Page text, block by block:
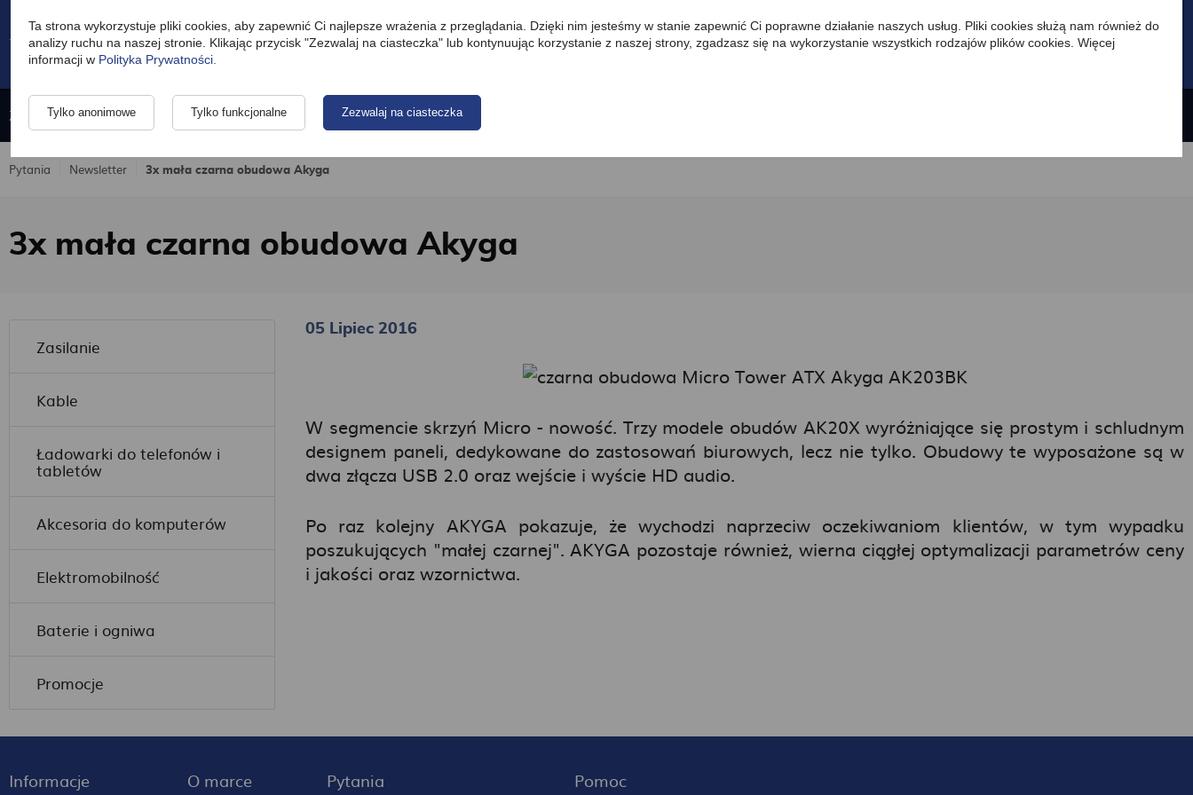
Ta strona wykorzystuje pliki cookies, aby zapewnić Ci najlepsze wrażenia z przeglądania. Dzięki nim jesteśmy w stanie zapewnić Ci poprawne działanie naszych usług. Pliki cookies służą nam również do
analizy ruchu na naszej stronie. Klikając przycisk "Zezwalaj na ciasteczka" lub kontynuując korzystanie z naszej strony, zgadzasz się na wykorzystanie wszystkich rodzajów plików cookies. Więcej
informacji w Polityka Prywatności.
Tylko anonimowe Tylko funkcjonalne Zezwalaj na ciasteczka
PL
Zasilanie Kable Ładowarki do telefonów i tabletów Akcesoria do komputerów
Pytania Newsletter 3x mała czarna obudowa Akyga
3x mała czarna obudowa Akyga
Zasilanie
Kable
Ładowarki do telefonów i
tabletów
Akcesoria do komputerów
Elektromobilność
Baterie i ogniwa
Promocje
05 Lipiec 2016
W segmencie skrzyń Micro - nowość. Trzy modele obudów AK20X wyróżniające się prostym i schludnym
designem paneli, dedykowane do zastosowań biurowych, lecz nie tylko. Obudowy te wyposażone są w
dwa złącza USB 2.0 oraz wejście i wyście HD audio.
Po raz kolejny AKYGA pokazuje, że wychodzi naprzeciw oczekiwaniom klientów, w tym wypadku
poszukujących "małej czarnej". AKYGA pozostaje również, wierna ciągłej optymalizacji parametrów ceny
i jakości oraz wzornictwa.
Informacje O marce Pytania Pomoc